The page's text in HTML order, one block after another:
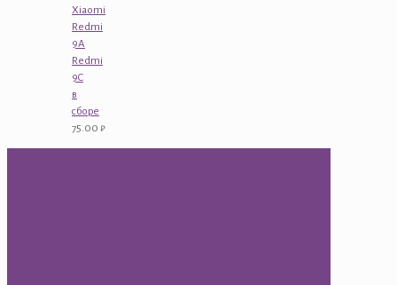
Xiaomi
Redmi
9A
Redmi
9C
в
сборе
75.00 ₽